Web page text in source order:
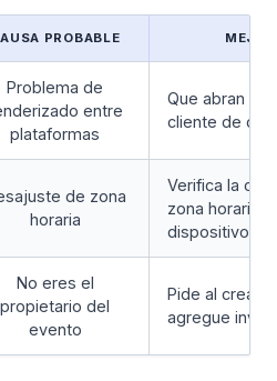
PROBABLE
Problema de
entre
plataformas
Que abran la
cliente de
de zona
horaria
Verifica la
zona horaria
dispositivos
No eres el
propietario del
evento
Pide al
agregue